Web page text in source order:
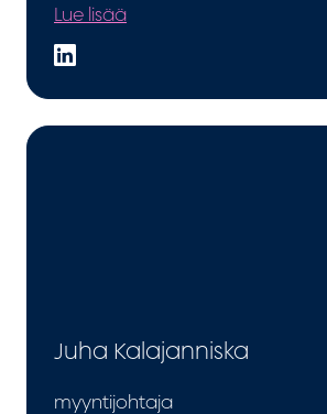
Lue lisää
Juha Kalajanniska
myyntijohtaja